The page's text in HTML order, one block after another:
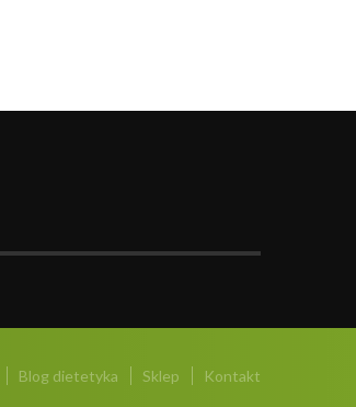
Blog dietetyka Sklep Kontakt